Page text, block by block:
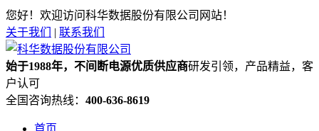
您好！欢迎访问科华数据股份有限公司网站！
关于我们
| 联系我们
始于1988年，不间断电源优质供应商研发引领，产品精益，客
户认可
全国咨询热线： 400-636-8619
首页